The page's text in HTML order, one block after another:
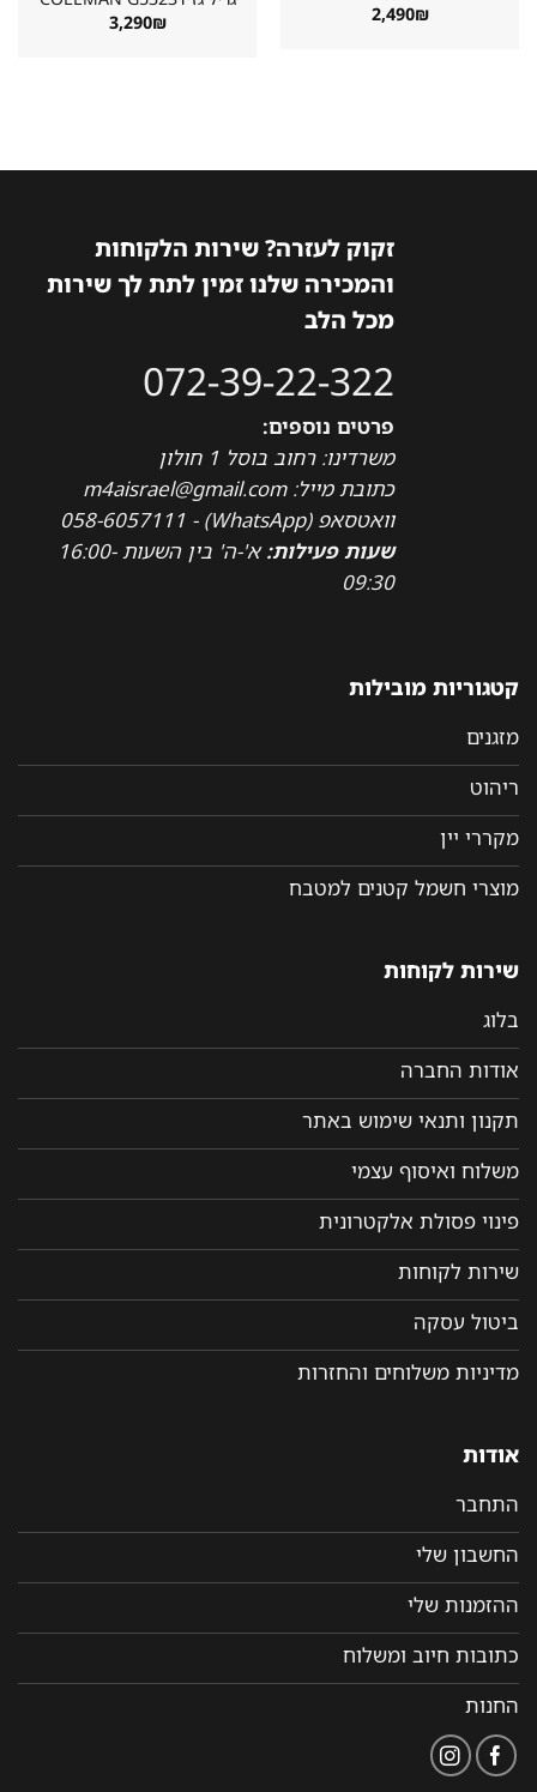
2,490
3,290
זקוק לעזרה? שירות הלקוחות
והמכירה שלנו זמין לתת לך שירות
מכל הלב
072-39-22-322
פרטים נוספים:
משרדינו: רחוב בוסל 1 חולון
כתובת מייל: m4aisrael@gmail.com
וואטסאפ (WhatsApp) - 058-6057111
שעות פעילות:
א'-ה' בין השעות 16:00-
09:30
קטגוריות מובילות
מזגנים
ריהוט
מקררי יין
מוצרי חשמל קטנים למטבח
שירות לקוחות
בלוג
אודות החברה
תקנון ותנאי שימוש באתר
משלוח ואיסוף עצמי
פינוי פסולת אלקטרונית
שירות לקוחות
ביטול עסקה
מדיניות משלוחים והחזרות
אודות
התחבר
החשבון שלי
ההזמנות שלי
כתובות חיוב ומשלוח
החנות